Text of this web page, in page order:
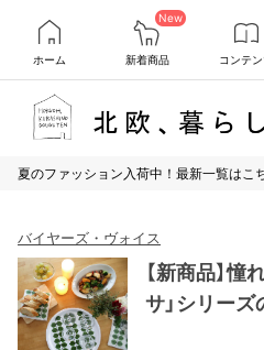
ホーム
New
新着商品 コンテ
夏のファッション入荷中！最新一覧はこ
バイヤーズ・ヴォイス
【新商品】
サ」シリー